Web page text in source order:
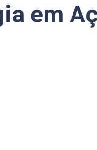
em